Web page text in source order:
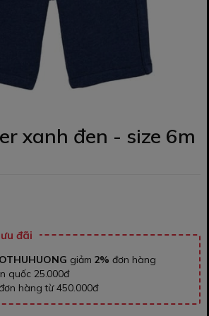
xanh đen - size 6m
đãi
giảm 2% đơn hàng
quốc 25.000đ
hàng từ 450.000đ